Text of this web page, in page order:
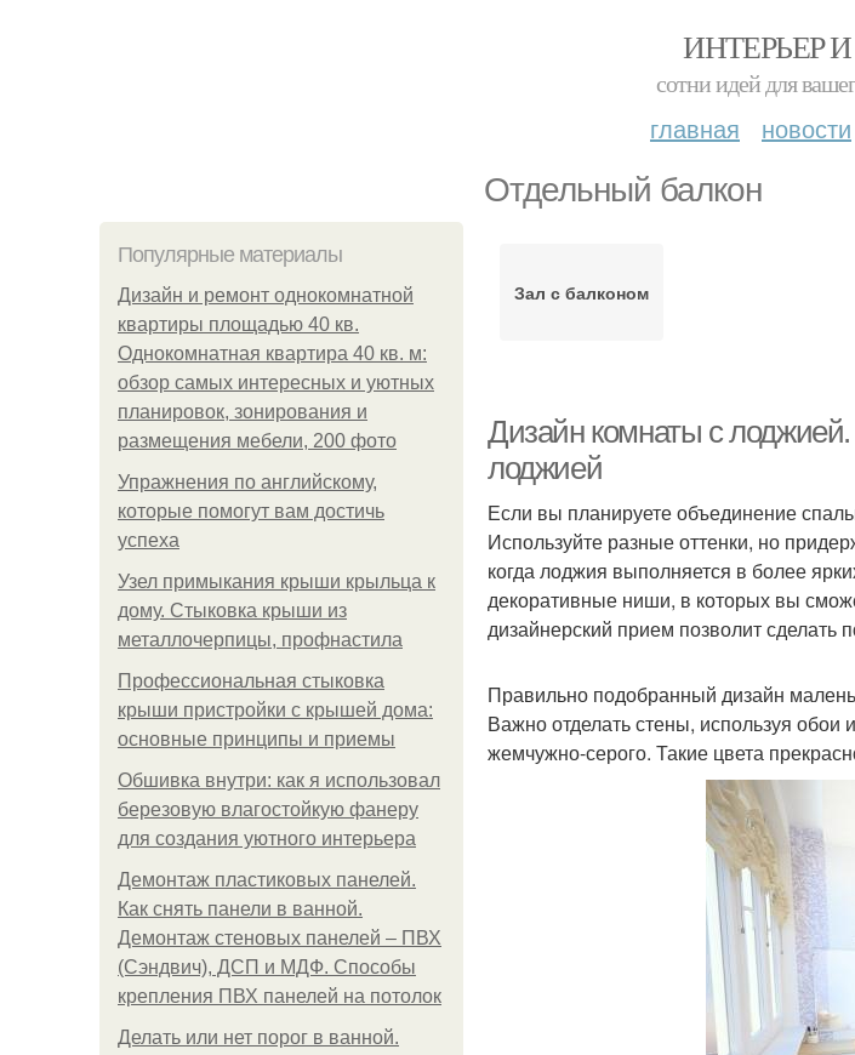
ИНТЕРЬЕР
сотни идей для
главная новости
Отдельный балкон
Популярные материалы
Дизайн и ремонт однокомнатной
квартиры площадью 40 кв.
Однокомнатная квартира 40 кв. м:
обзор самых интересных и уютных
планировок, зонирования и
размещения мебели, 200 фото
Упражнения по английскому,
которые помогут вам достичь
успеха
Узел примыкания крыши крыльца к
дому. Стыковка крыши из
металлочерпицы, профнастила
Профессиональная стыковка
крыши пристройки с крышей дома:
основные принципы и приемы
Обшивка внутри: как я использовал
березовую влагостойкую фанеру
для создания уютного интерьера
Демонтаж пластиковых панелей.
Как снять панели в ванной.
Демонтаж стеновых панелей – ПВХ
(Сэндвич), ДСП и МДФ. Способы
крепления ПВХ панелей на потолок
Делать или нет порог в ванной.
Зал с балконом
Дизайн комнаты с
лоджией
Если вы планируете объединение
Используйте разные оттенки, но
когда лоджия выполняется в более
декоративные ниши, в которых вы
дизайнерский прием позволит
Правильно подобранный дизайн
Важно отделать стены, используя обои
жемчужно-серого. Такие цвета